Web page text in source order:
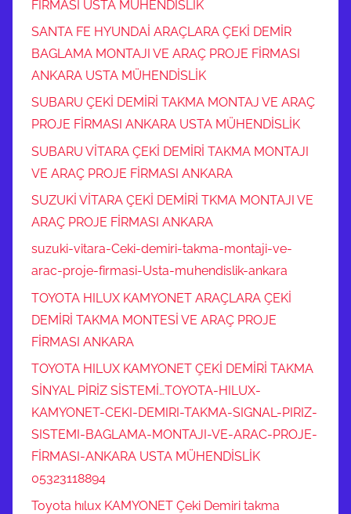
FİRMASI USTA MÜHENDİSLİK
SANTA FE HYUNDAİ ARAÇLARA ÇEKİ DEMİR
BAGLAMA MONTAJI VE ARAÇ PROJE FİRMASI
ANKARA USTA MÜHENDİSLİK
SUBARU ÇEKİ DEMİRİ TAKMA MONTAJ VE ARAÇ
PROJE FİRMASI ANKARA USTA MÜHENDİSLİK
SUBARU VİTARA ÇEKİ DEMİRİ TAKMA MONTAJI
VE ARAÇ PROJE FİRMASI ANKARA
SUZUKİ VİTARA ÇEKİ DEMİRİ TKMA MONTAJI VE
ARAÇ PROJE FİRMASI ANKARA
suzuki-vitara-Ceki-demiri-takma-montaji-ve-
arac-proje-firmasi-Usta-muhendislik-ankara
TOYOTA HILUX KAMYONET ARAÇLARA ÇEKİ
DEMİRİ TAKMA MONTESİ VE ARAÇ PROJE
FİRMASI ANKARA
TOYOTA HILUX KAMYONET ÇEKİ DEMİRİ TAKMA
SİNYAL PİRİZ SİSTEMİ…TOYOTA-HILUX-
KAMYONET-CEKI-DEMIRI-TAKMA-SIGNAL-PIRIZ-
SISTEMI-BAGLAMA-MONTAJI-VE-ARAC-PROJE-
FİRMASI-ANKARA USTA MÜHENDİSLİK
05323118894
Toyota hılux KAMYONET Çeki Demiri takma